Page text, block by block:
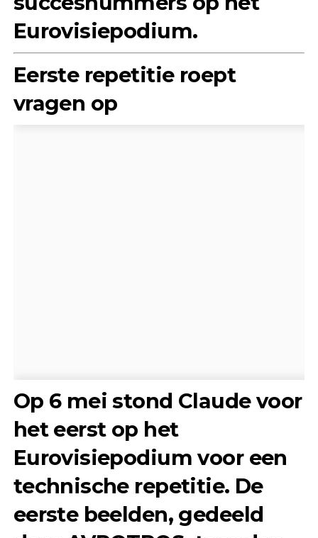
Eurovisiepodium.
Eerste repetitie roept
vragen op
Op 6 mei stond Claude voor
het eerst op het
Eurovisiepodium voor een
technische repetitie. De
eerste beelden, gedeeld